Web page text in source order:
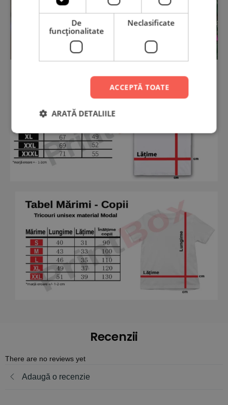
Recenzii
There are no reviews yet
Adaugă o recenzie
De
funcţionalitate
Neclasificate
ACCEPTĂ TOATE
ARATĂ DETALIILE